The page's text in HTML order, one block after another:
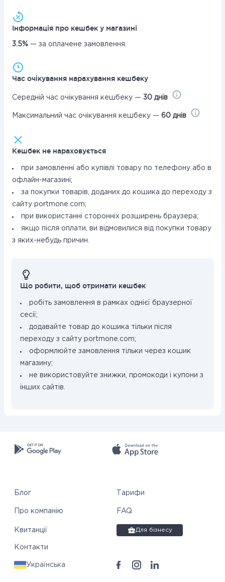
Інформація про кешбек у магазині
3.5% — за оплачене замовлення.
Час очікування нарахування кешбеку
Середній час очікування кешбеку — 30 днів
Максимальний час очікування кешбеку — 60 днів
Кешбек не нараховується
при замовленні або купівлі товару по телефону або в
офлайн-магазині;
за покупки товарів, доданих до кошика до переходу з
сайту portmone.com;
при використанні сторонніх розширень браузера;
якщо після оплати, ви відмовилися від покупки товару
з яких-небудь причин.
Що робити, щоб отримати кешбек
робіть замовлення в рамках однієї браузерної
сесії;
додавайте товар до кошика тільки після
переходу з сайту portmone.com;
оформлюйте замовлення тільки через кошик
магазину;
не використовуйте знижки, промокоди і купони з
інших сайтів.
Блог Тарифи
Про компанію
Квитанції
FAQ
Контакти
Для бізнесу
Українська